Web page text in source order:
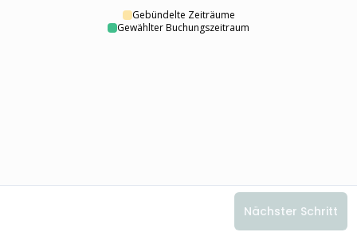
Gebündelte Zeiträume
Gewählter Buchungszeitraum
Nächster Schritt